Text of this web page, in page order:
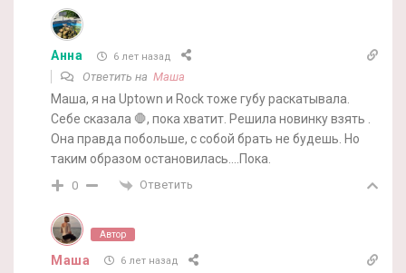
Анна 6 лет назад
Ответить на Маша
Маша, я на Uptown и Rock тоже губу раскатывала.
Себе сказала 🛑, пока хватит. Решила новинку взять .
Она правда побольше, с собой брать не будешь. Но
таким образом остановилась….Пока.
0 Ответить
Автор
Маша 6 лет назад